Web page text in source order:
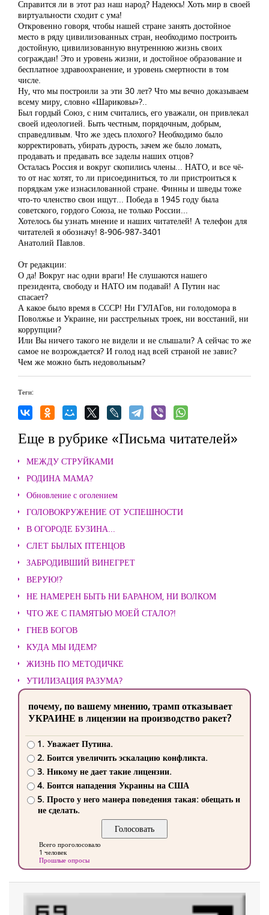
Справится ли в этот раз наш народ? Надеюсь! Хоть мир в своей
виртуальности сходит с ума!
Откровенно говоря, чтобы нашей стране занять достойное
место в ряду цивилизованных стран, необходимо построить
достойную, цивилизованную внутреннюю жизнь своих
сограждан! Это и уровень жизни, и достойное образование и
бесплатное здравоохранение, и уровень смертности в том
числе.
Ну, что мы построили за эти 30 лет? Что мы вечно доказываем
всему миру, словно «Шариковы»?..
Был гордый Союз, с ним считались, его уважали, он привлекал
своей идеологией. Быть честным, порядочным, добрым,
справедливым. Что же здесь плохого? Необходимо было
корректировать, убирать дурость, зачем же было ломать,
продавать и предавать все заделы наших отцов?
Осталась Россия и вокруг скопились члены... НАТО, и все чё-
то от нас хотят, то ли присоединиться, то ли пристроиться к
порядкам уже изнасилованной стране. Финны и шведы тоже
что-то членство свои ищут... Победа в 1945 году была
советского, гордого Союза, не только России...
Хотелось бы узнать мнение и наших читателей! А телефон для
читателей я обозначу! 8-906-987-3401
Анатолий Павлов.
От редакции:
О да! Вокруг нас одни враги! Не слушаются нашего
президента, свободу и НАТО им подавай! А Путин нас
спасает?
А какое было время в СССР! Ни ГУЛАГов, ни голодомора в
Поволжье и Украине, ни расстрельных троек, ни восстаний, ни
коррупции?
Или Вы ничего такого не видели и не слышали? А сейчас то же
самое не возрождается? И голод над всей страной не завис?
Чем же можно быть недовольным?
Теги:
Еще в рубрике «Письма читателей»
МЕЖДУ СТРУЙКАМИ
РОДИНА МАМА?
Обновление с оголением
ГОЛОВОКРУЖЕНИЕ ОТ УСПЕШНОСТИ
В ОГОРОДЕ БУЗИНА...
СЛЕТ БЫЛЫХ ПТЕНЦОВ
ЗАБРОДИВШИЙ ВИНЕГРЕТ
ВЕРУЮ!?
НЕ НАМЕРЕН БЫТЬ НИ БАРАНОМ, НИ ВОЛКОМ
ЧТО ЖЕ С ПАМЯТЬЮ МОЕЙ СТАЛО?!
ГНЕВ БОГОВ
КУДА МЫ ИДЕМ?
ЖИЗНЬ ПО МЕТОДИЧКЕ
УТИЛИЗАЦИЯ РАЗУМА?
почему, по вашему мнению, трамп отказывает
УКРАИНЕ в лицензии на производство ракет?
1. Уважает Путина.
2. Боится увеличить эскалацию конфликта.
3. Никому не дает такие лицензии.
4. Боится нападения Украины на США
5. Просто у него манера поведения такая: обещать и
не сделать.
Всего проголосовало
1 человек
Прошлые опросы